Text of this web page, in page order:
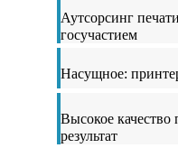
Аутсорсинг
госучастием
Насущное:
Высокое
результат